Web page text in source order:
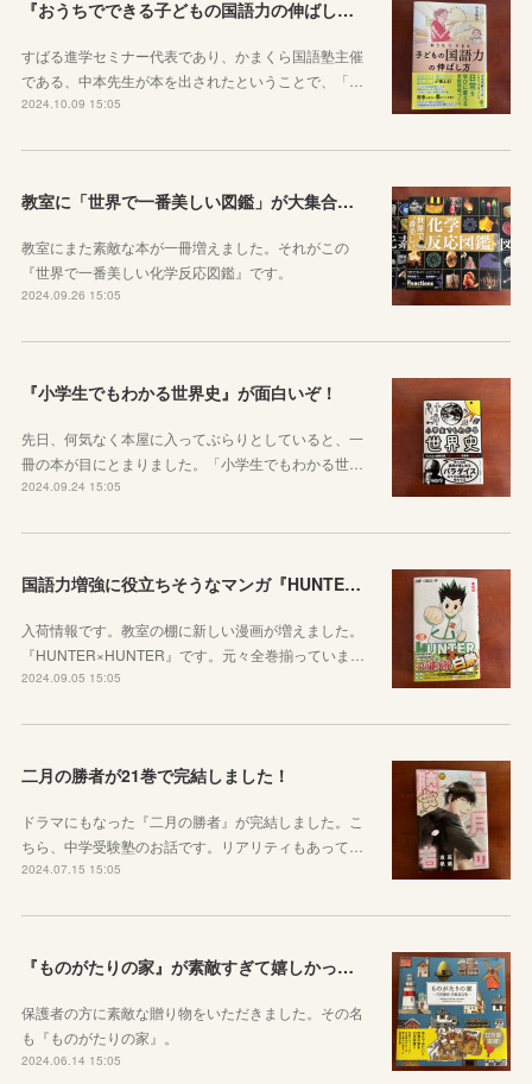
『おうちでできる子どもの国語力の伸ばし方』が一家に一冊あると良い理由
すばる進学セミナー代表であり、かまくら国語塾主催
である、中本先生が本を出されたということで、「…
2024.10.09 15:05
教室に「世界で一番美しい図鑑」が大集合！図鑑から世界を知ろう！
教室にまた素敵な本が一冊増えました。それがこの
『世界で一番美しい化学反応図鑑』です。
2024.09.26 15:05
『小学生でもわかる世界史』が面白いぞ！
先日、何気なく本屋に入ってぶらりとしていると、一
冊の本が目にとまりました。「小学生でもわかる世…
2024.09.24 15:05
国語力増強に役立ちそうなマンガ『HUNTER×HUNTER』
入荷情報です。教室の棚に新しい漫画が増えました。
『HUNTER×HUNTER』です。元々全巻揃っていま…
2024.09.05 15:05
二月の勝者が21巻で完結しました！
ドラマにもなった『二月の勝者』が完結しました。こ
ちら、中学受験塾のお話です。リアリティもあって…
2024.07.15 15:05
『ものがたりの家』が素敵すぎて嬉しかった話
保護者の方に素敵な贈り物をいただきました。その名
も『ものがたりの家』。
2024.06.14 15:05